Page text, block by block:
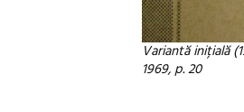
Variantă inițială
1969, p. 20